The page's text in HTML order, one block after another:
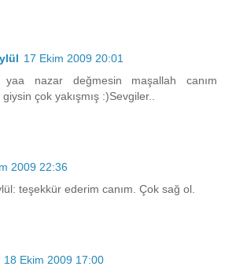
17 Ekim 2009 20:01
nazar değmesin maşallah canım
çok yakışmış :)Sevgiler..
2009 22:36
teşekkür ederim canım. Çok sağ ol.
18 Ekim 2009 17:00